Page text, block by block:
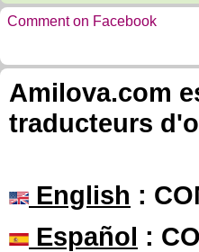
Comment on Facebook
Amilova.com
traducteurs
English :
Español :